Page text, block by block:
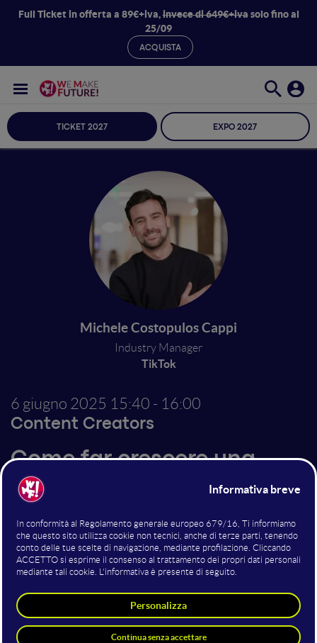
Full Ticket in offerta a 89€+iva,invece di 649€+ivasolo fino al
25/09
ACQUISTA
TICKET 2027 EXPO 2027
Michele Costopulos Cappi
Industry Manager
TikTok
6 giugno 2025 15:40 - 16:00
Content Creators
Come far crescere una
community parlando di
cose (apparentemente)
noiose
Un’intervista a Michele Costopulos Cappi sul dietro le
quinte del progetto @Excel con Mike – una community
da 700k follower nata attorno ai fogli di calcolo – tra
creatività, algoritmi e strategie di monetizzazione. Un
talk dedicato a creator, brand e chi cerca nuove chiavi